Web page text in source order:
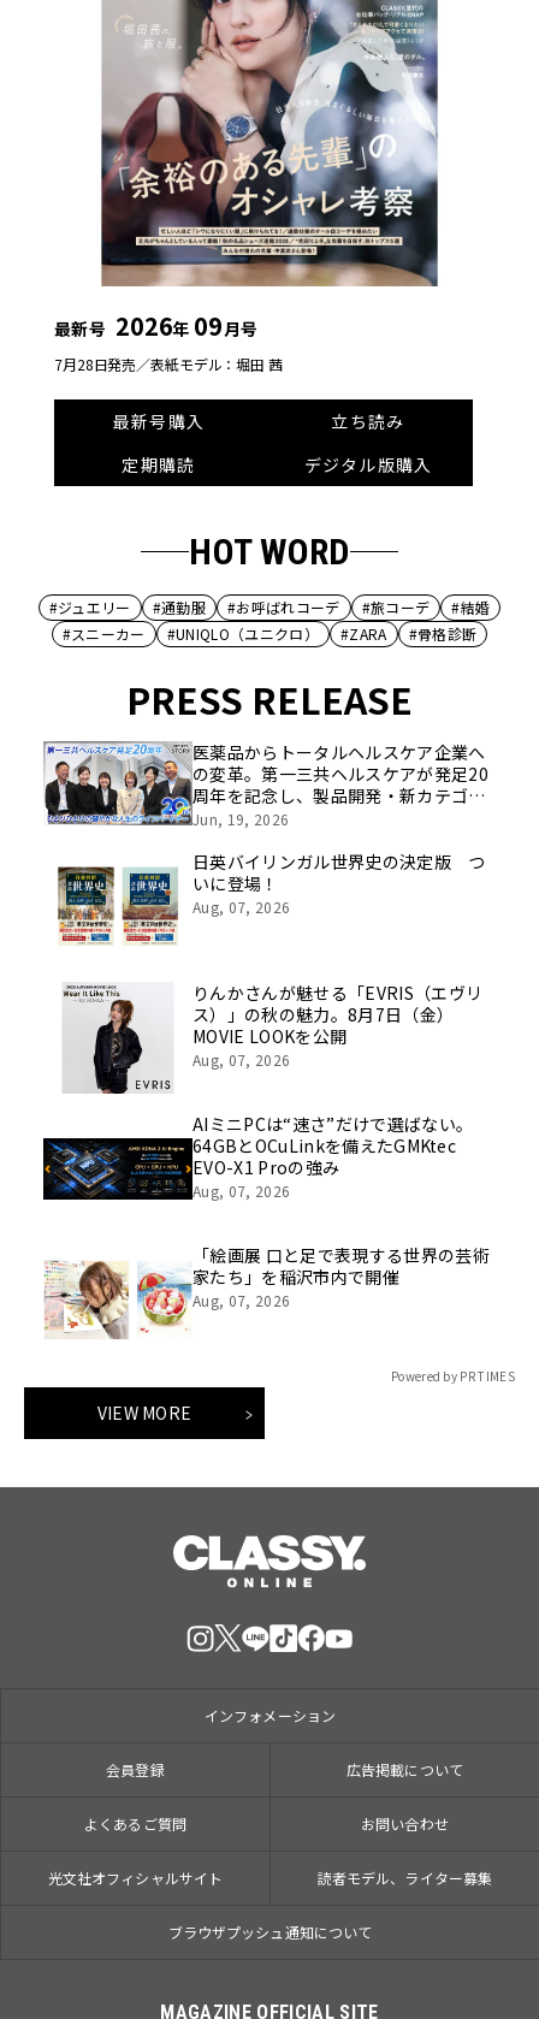
最新号 2026年 09月号
7月28日発売／表紙モデル：堀田 茜
最新号購入
立ち読み
定期購読
デジタル版購入
HOT WORD
#ジュエリー #通勤服 #お呼ばれコーデ #旅コーデ
#結婚
#スニーカー
#UNIQLO（ユニクロ） #ZARA #骨格診断
PRESS RELEASE
医薬品からトータルヘルスケア企業へ
の変革。第一三共ヘルスケアが発足20
周年を記念し、製品開発・新カテゴリ
挑戦の舞台や旧社統合時のエピソード
像を公開！
Jun, 19, 2026
日英バイリンガル世界史の決定版 つ
いに登場！
Aug, 07, 2026
りんかさんが魅せる「EVRIS（エヴリ
ス）」の秋の魅力。8月7日（金）
MOVIE LOOKを公開
Aug, 07, 2026
AIミニPCは“速さ”だけで選ばない。
64GBとOCuLinkを備えたGMKtec
EVO-X1 Proの強み
Aug, 07, 2026
「絵画展 口と足で表現する世界の芸術
家たち」を稲沢市内で開催
Aug, 07, 2026
Powered by PR TIMES
VIEW MORE
インフォメーション
会員登録 広告掲載について
よくあるご質問 お問い合わせ
光文社オフィシャルサイト 読者モデル、ライター募集
ブラウザプッシュ通知について
MAGAZINE OFFICIAL SITE